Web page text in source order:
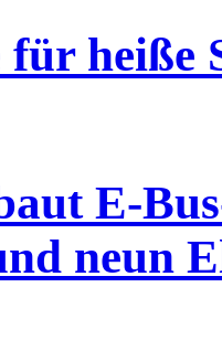
heiße
E-
neun